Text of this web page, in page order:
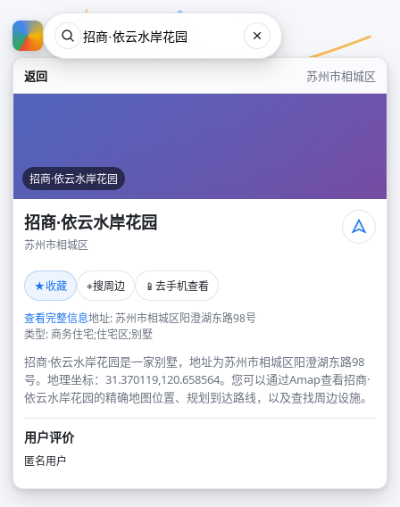
返回 苏州市相城区
招商·依云水岸花园
招商·依云水岸花园
苏州市相城区
★收藏 ⌖搜周边 📱 去手机查看
查看完整信息地址: 苏州市相城区阳澄湖东路98号
类型: 商务住宅;住宅区;别墅
招商·依云水岸花园是一家别墅，地址为苏州市相城区阳澄湖东路98
号。地理坐标：31.370119,120.658564。您可以通过Amap查看招商·
依云水岸花园的精确地图位置、规划到达路线，以及查找周边设施。
用户评价
匿名用户